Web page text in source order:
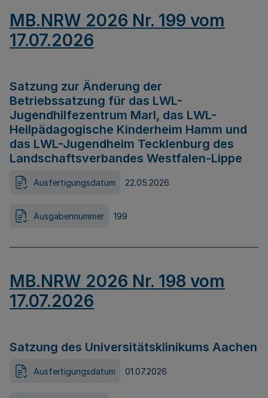
MB.NRW 2026 Nr. 199 vom
17.07.2026
Satzung zur Änderung der
Betriebssatzung für das LWL-
Jugendhilfezentrum Marl, das LWL-
Heilpädagogische Kinderheim Hamm und
das LWL-Jugendheim Tecklenburg des
Landschaftsverbandes Westfalen-Lippe
Ausfertigungsdatum 22.05.2026
Ausgabennummer 199
MB.NRW 2026 Nr. 198 vom
17.07.2026
Satzung des Universitätsklinikums Aachen
Ausfertigungsdatum 01.07.2026